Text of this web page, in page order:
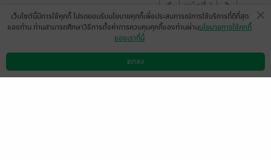
หน้าที่ 1
23 พ.ย. 256512:33 น.
ดาวน์โหลดแอป วิธีการใช้งาน ติดต่อเรา
เว็บไซต์นี้มีการใช้คุกกี้ โปรดยอมรับนโยบายคุกกี้เพื่อประสบการณ์การใช้บริการที่ดีที่สุด
ของท่าน ท่านสามารถศึกษาวิธีการตั้งค่าการควบคุมคุกกี้ของท่านผ่านนโยบายการใช้คุกกี้
ของเราที่นี่
ตกลง